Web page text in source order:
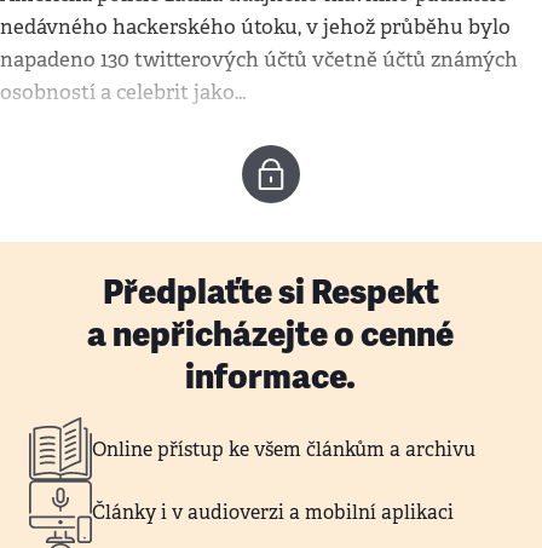
nedávného hackerského útoku, v jehož průběhu bylo
napadeno 130 twitterových účtů včetně účtů známých
osobností a celebrit jako…
Předplaťte si Respekt
a nepřicházejte o cenné
informace.
Online přístup ke všem článkům a archivu
Články i v audioverzi a mobilní aplikaci